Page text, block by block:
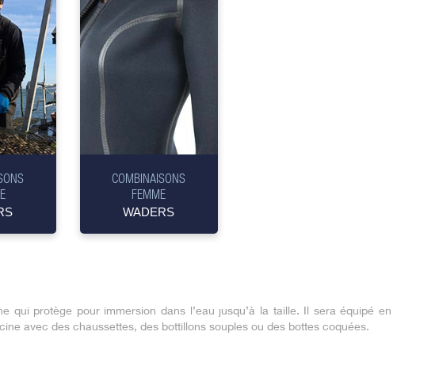
COMBINAISONS
FEMME
WADERS
protège pour immersion dans l’eau jusqu’à la taille. Il sera équipé en
avec des chaussettes, des bottillons souples ou des bottes coquées.